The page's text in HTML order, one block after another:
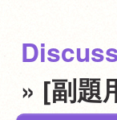
» [副題